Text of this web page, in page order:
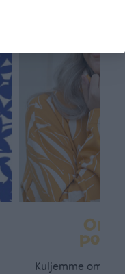
Oma
Kuljemme omaa,